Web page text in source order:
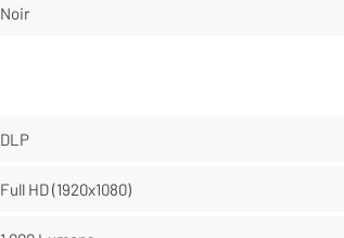
Noir
DLP
Full HD (1920x1080)